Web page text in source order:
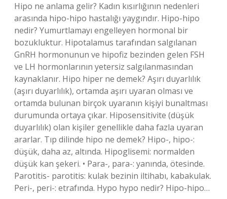
Hipo ne anlama gelir? Kadın kısırlığının nedenleri
arasında hipo-hipo hastalığı yaygındır. Hipo-hipo
nedir? Yumurtlamayı engelleyen hormonal bir
bozukluktur. Hipotalamus tarafından salgılanan
GnRH hormonunun ve hipofiz bezinden gelen FSH
ve LH hormonlarının yetersiz salgılanmasından
kaynaklanır. Hipo hiper ne demek? Aşırı duyarlılık
(aşırı duyarlılık), ortamda aşırı uyaran olması ve
ortamda bulunan birçok uyaranın kişiyi bunaltması
durumunda ortaya çıkar. Hiposensitivite (düşük
duyarlılık) olan kişiler genellikle daha fazla uyaran
ararlar. Tıp dilinde hipo ne demek? Hipo-, hipo-:
düşük, daha az, altında. Hipoglisemi: normalden
düşük kan şekeri. • Para-, para-: yanında, ötesinde.
Parotitis- parotitis: kulak bezinin iltihabı, kabakulak.
Peri-, peri-: etrafında. Hypo hypo nedir? Hipo-hipo…